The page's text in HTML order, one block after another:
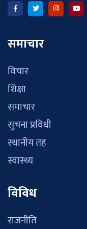
समाचार
विचार
शिक्षा
समाचार
सुचना प्रविधी
स्थानीय तह
स्वास्थ्य
विविध
राजनीति